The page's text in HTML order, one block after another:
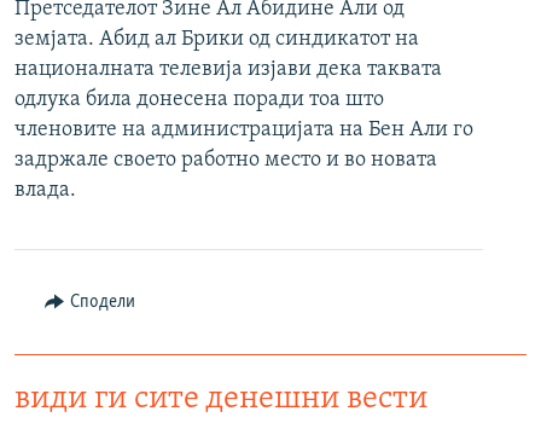
Претседателот Зине Ал Абидине Али од
земјата. Абид ал Брики од синдикатот на
националната телевија изјави дека таквата
одлука била донесена поради тоа што
членовите на администрацијата на Бен Али го
задржале своето работно место и во новата
влада.
Сподели
види ги сите денешни вести